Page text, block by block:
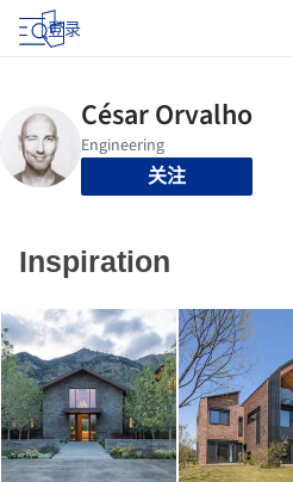
登录
关注
Inspiration